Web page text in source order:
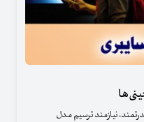
نیازمند ترسیم مدل